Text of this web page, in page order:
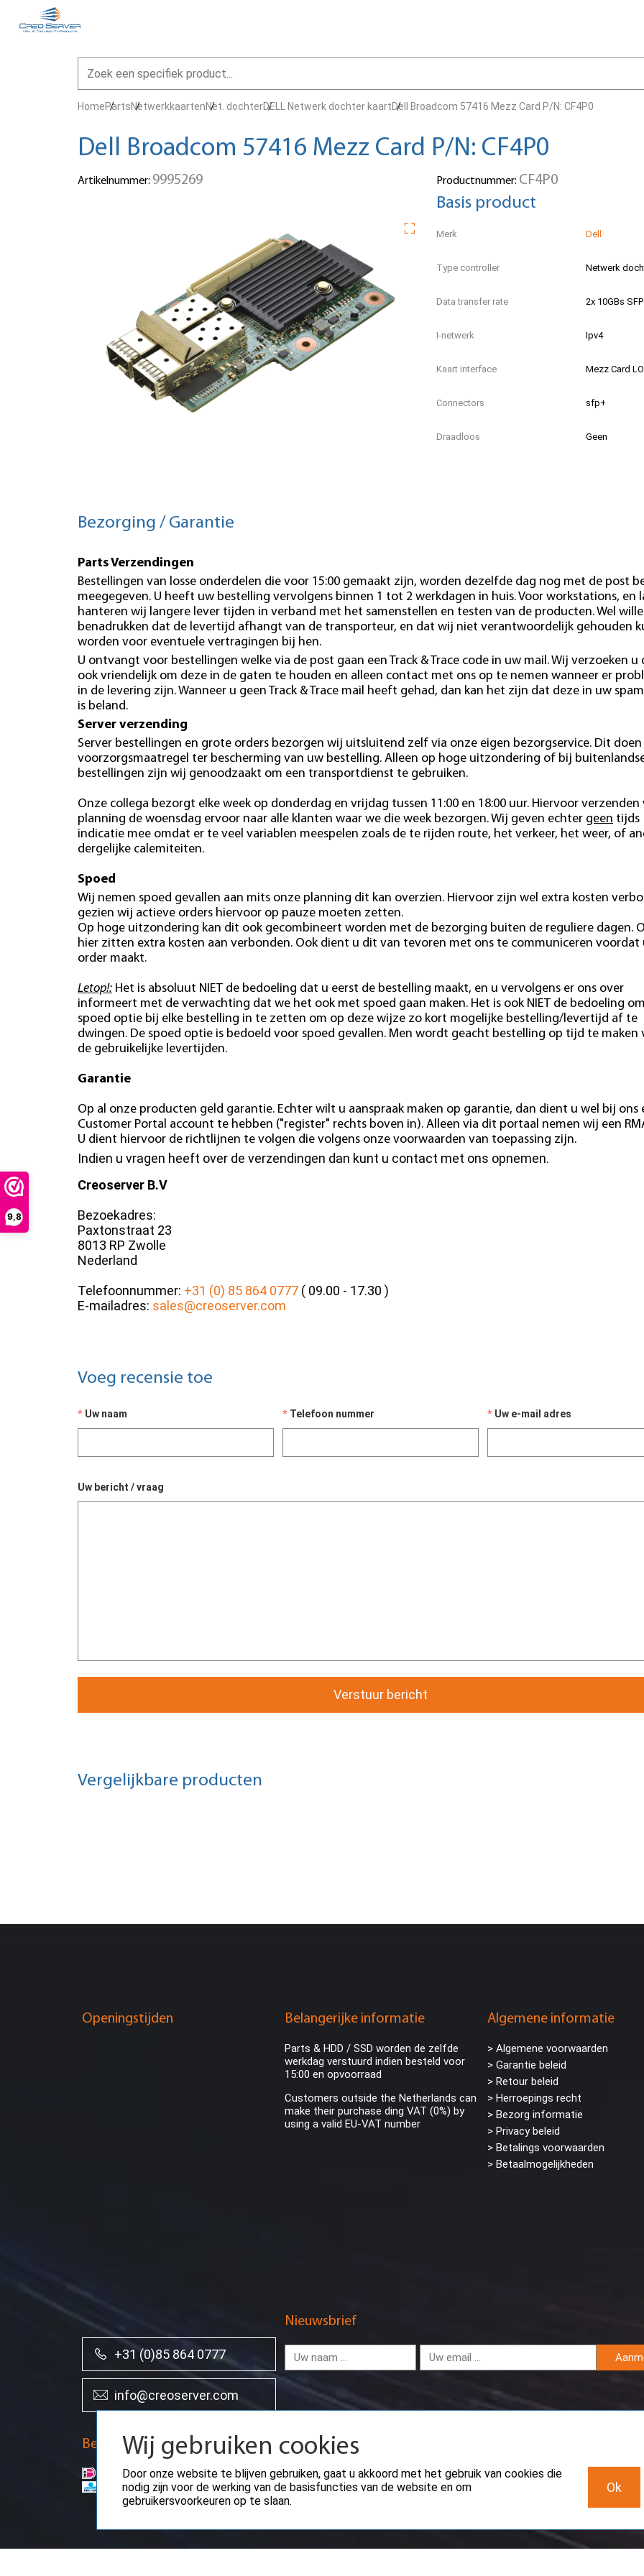
9,8
HomePartsNetwerkkaartenNet. dochterDELL Netwerk dochter kaartDell Broadcom 57416 Mezz Card P/N: CF4P0
Dell Broadcom 57416 Mezz Card P/N: CF4P0
Artikelnummer: 9995269 Productnummer: CF4P0
Basis product
Merk Dell
Type controller Netwerk
Data transfer rate 2x 10GBs
I-netwerk Ipv4
Kaart interface Mezz Card
Connectors sfp+
Draadloos Geen
Bezorging / Garantie
Parts Verzendingen
Bestellingen van losse onderdelen die voor 15:00 gemaakt zijn, worden dezelfde dag nog met de post
meegegeven. U heeft uw bestelling vervolgens binnen 1 tot 2 werkdagen in huis. Voor workstations, en
hanteren wij langere lever tijden in verband met het samenstellen en testen van de producten. Wel
benadrukken dat de levertijd afhangt van de transporteur, en dat wij niet verantwoordelijk gehouden
worden voor eventuele vertragingen bij hen.
U ontvangt voor bestellingen welke via de post gaan een Track & Trace code in uw mail. Wij verzoeken u
ook vriendelijk om deze in de gaten te houden en alleen contact met ons op te nemen wanneer er
in de levering zijn. Wanneer u geen Track & Trace mail heeft gehad, dan kan het zijn dat deze in uw
is beland.
Server verzending
Server bestellingen en grote orders bezorgen wij uitsluitend zelf via onze eigen bezorgservice. Dit
voorzorgsmaatregel ter bescherming van uw bestelling. Alleen op hoge uitzondering of bij
bestellingen zijn wij genoodzaakt om een transportdienst te gebruiken.
Onze collega bezorgt elke week op donderdag en vrijdag tussen 11:00 en 18:00 uur. Hiervoor verzenden
planning de woensdag ervoor naar alle klanten waar we die week bezorgen. Wij geven echter geen tijds
indicatie mee omdat er te veel variablen meespelen zoals de te rijden route, het verkeer, het weer, of
dergelijke calemiteiten.
Spoed
Wij nemen spoed gevallen aan mits onze planning dit kan overzien. Hiervoor zijn wel extra kosten
gezien wij actieve orders hiervoor op pauze moeten zetten.
Op hoge uitzondering kan dit ook gecombineert worden met de bezorging buiten de reguliere dagen.
hier zitten extra kosten aan verbonden. Ook dient u dit van tevoren met ons te communiceren voordat
order maakt.
Letop!: Het is absoluut NIET de bedoeling dat u eerst de bestelling maakt, en u vervolgens er ons over
informeert met de verwachting dat we het ook met spoed gaan maken. Het is ook NIET de bedoeling
spoed optie bij elke bestelling in te zetten om op deze wijze zo kort mogelijke bestelling/levertijd af te
dwingen. De spoed optie is bedoeld voor spoed gevallen. Men wordt geacht bestelling op tijd te maken
de gebruikelijke levertijden.
Garantie
Op al onze producten geld garantie. Echter wilt u aanspraak maken op garantie, dan dient u wel bij ons
Customer Portal account te hebben ("register" rechts boven in). Alleen via dit portaal nemen wij een
U dient hiervoor de richtlijnen te volgen die volgens onze voorwaarden van toepassing zijn.
Indien u vragen heeft over de verzendingen dan kunt u contact met ons opnemen.
Creoserver B.V
Bezoekadres:
Paxtonstraat 23
8013 RP Zwolle
Nederland
Telefoonnummer: +31 (0) 85 864 0777 ( 09.00 - 17.30 )
E-mailadres: sales@creoserver.com
Voeg recensie toe
Uw naam Telefoon nummer Uw e-mail adres
Uw bericht / vraag
Verstuur bericht
Vergelijkbare producten
Openingstijden Belangerijke informatie
Parts & HDD / SSD worden de zelfde
werkdag verstuurd indien besteld voor
15:00 en opvoorraad
Customers outside the Netherlands can
make their purchase ding VAT (0%) by
using a valid EU-VAT number
Algemene informatie
> Algemene voorwaarden
> Garantie beleid
> Retour beleid
> Herroepings recht
> Bezorg informatie
> Privacy beleid
> Betalings voorwaarden
> Betaalmogelijkheden
+31 (0)85 864 0777
info@creoserver.com
Nieuwsbrief
Betaalmethodes
Wij gebruiken cookies
Door onze website te blijven gebruiken, gaat u akkoord met het gebruik van cookies die
nodig zijn voor de werking van de basisfuncties van de website en om
gebruikersvoorkeuren op te slaan.
Ok